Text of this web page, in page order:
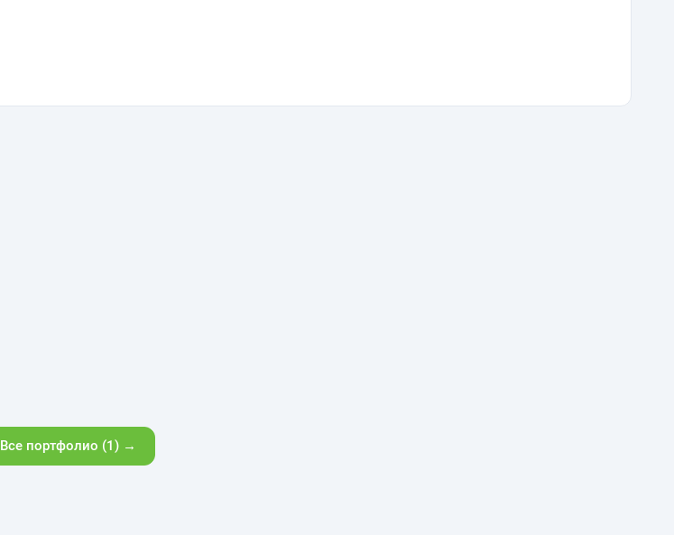
Все портфолио (1) →